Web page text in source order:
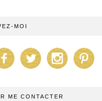
MOI
ME CONTACTER